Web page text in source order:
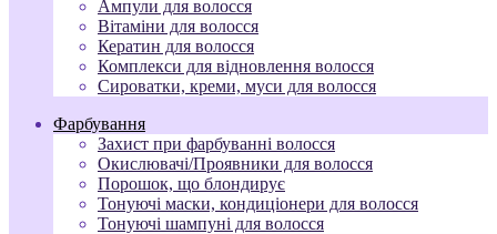
Ампули для волосся
Вітаміни для волосся
Кератин для волосся
Комплекси для відновлення волосся
Сироватки, креми, муси для волосся
Фарбування
Захист при фарбуванні волосся
Окислювачі/Проявники для волосся
Порошок, що блондирує
Тонуючі маски, кондиціонери для волосся
Тонуючі шампуні для волосся